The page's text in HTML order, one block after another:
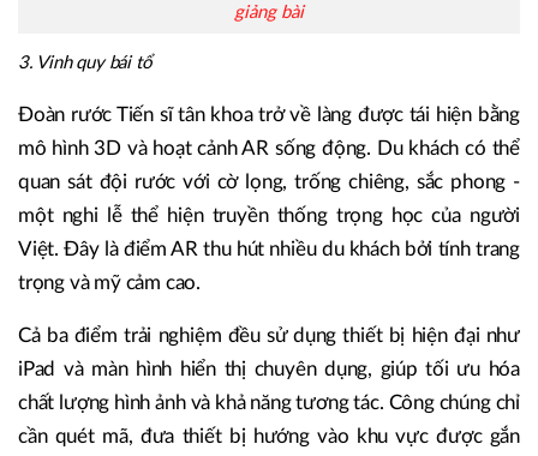
giảng bài
3. Vinh quy bái tổ
Đoàn rước Tiến sĩ tân khoa trở về làng được tái hiện bằng
mô hình 3D và hoạt cảnh AR sống động. Du khách có thể
quan sát đội rước với cờ lọng, trống chiêng, sắc phong -
một nghi lễ thể hiện truyền thống trọng học của người
Việt. Đây là điểm AR thu hút nhiều du khách bởi tính trang
trọng và mỹ cảm cao.
Cả ba điểm trải nghiệm đều sử dụng thiết bị hiện đại như
iPad và màn hình hiển thị chuyên dụng, giúp tối ưu hóa
chất lượng hình ảnh và khả năng tương tác. Công chúng chỉ
cần quét mã, đưa thiết bị hướng vào khu vực được gắn